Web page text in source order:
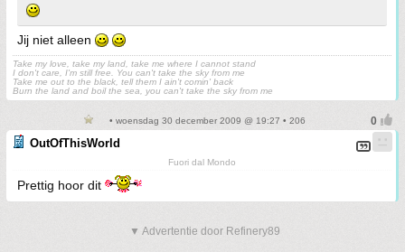
Jij niet alleen
Take my love, take my land, take me where I cannot stand
I don't care, I'm still free. You can't take the sky from me
Take me out to the black, tell them I ain't comin' back
Burn the land and boil the sea, you can't take the sky from me
• woensdag 30 december 2009 @ 19:27 • 206
OutOfThisWorld
Fuori dal Mondo
Prettig hoor dit
▼ Advertentie door Refinery89